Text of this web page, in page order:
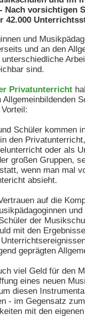
Nach vorsichtigen
42.000
und
und an den
sind.
Privatunterricht
Schüler kommen
den
oder als
großen Gruppen,
wenn man mal
absieht.
auf die
der
mit den
geprägten
viel Geld für den
eines neuen
diesen
- im Gegensatz
mit den